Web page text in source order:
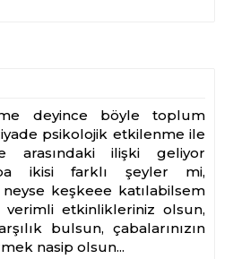
deyince böyle toplum
psikolojik etkilenme ile
arasındaki ilişki geliyor
ikisi farklı şeyler mi,
keşkeee katılabilsem
verimli etkinlikleriniz olsun,
bulsun, çabalarınızın
nasip olsun...